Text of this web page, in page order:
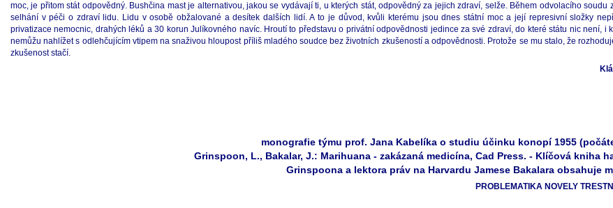
moc, je přitom stát odpovědný. Bushčina mast je alternativou, jakou se vydávají ti, u kterých stát, odpovědný za jejich zdraví, selže. Během odvolacího
selhání v péči o zdraví lidu. Lidu v osobě obžalované a desítek dalších lidí. A to je důvod, kvůli kterému jsou dnes státní moc a její represivní složky
privatizace nemocnic, drahých léků a 30 korun Julíkovného navíc. Hroutí to představu o privátní odpovědnosti jedince za své zdraví, do které státu nic není, i
nemůžu nahlížet s odlehčujícím vtipem na snaživou hloupost příliš mladého soudce bez životních zkušeností a odpovědnosti. Protože se mu stalo, že
zkušenost stačí.
monografie týmu prof. Jana Kabelíka o studiu účinku konopí 1955
Grinspoon, L., Bakalar, J.: Marihuana - zakázaná medicína, Cad Press. - Klíčová kniha
Grinspoona a lektora práv na Harvardu Jamese Bakalara obsahuje
PROBLEMATIKA NOVELY